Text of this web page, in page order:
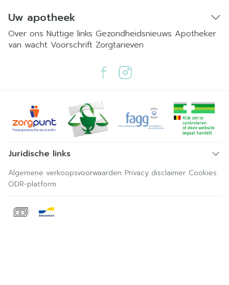
Uw apotheek
Over ons Nuttige links Gezondheidsnieuws Apotheker
van wacht Voorschrift Zorgtarieven
Juridische links
Algemene verkoopsvoorwaarden Privacy disclaimer Cookies
ODR-platform